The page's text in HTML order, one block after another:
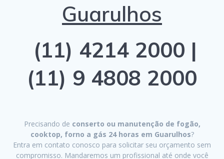
Guarulhos
(11) 4214 2000 |
(11) 9 4808 2000
Precisando de conserto ou manutenção de fogão,
cooktop, forno a gás 24 horas em Guarulhos?
Entra em contato conosco para solicitar seu orçamento sem
compromisso. Mandaremos um profissional até onde você